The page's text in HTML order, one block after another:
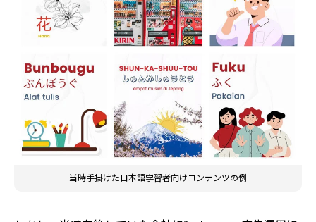
当時手掛けた日本語学習者向けコンテンツの例